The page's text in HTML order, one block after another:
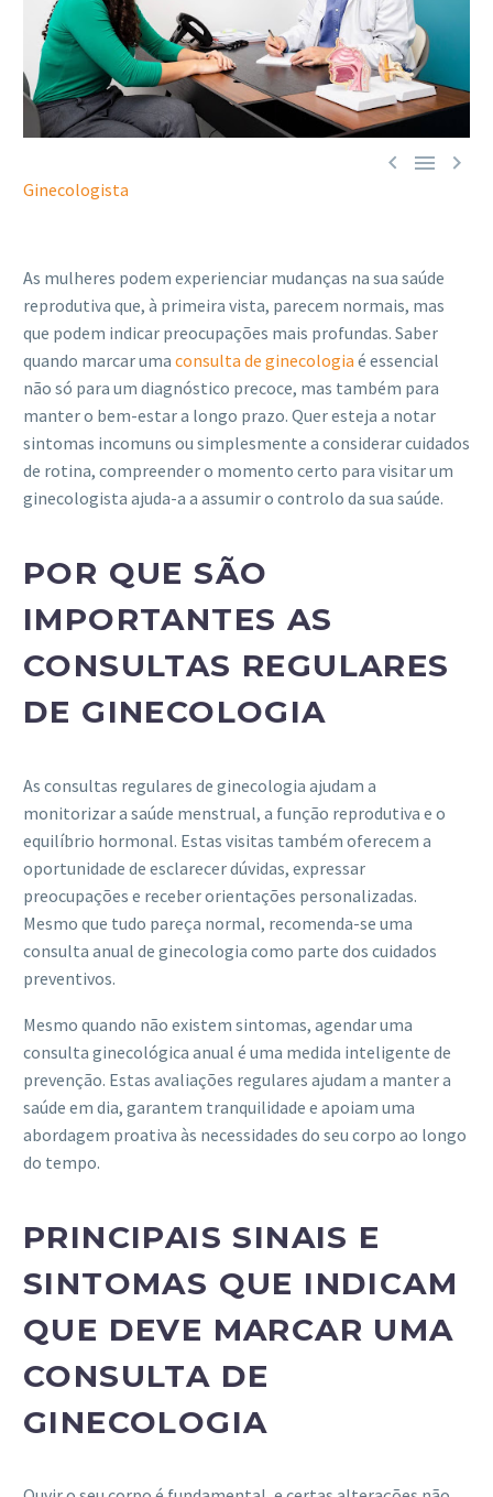
  
Ginecologista
As mulheres podem experienciar mudanças na sua saúde
reprodutiva que, à primeira vista, parecem normais, mas
que podem indicar preocupações mais profundas. Saber
quando marcar uma consulta de ginecologia é essencial
não só para um diagnóstico precoce, mas também para
manter o bem-estar a longo prazo. Quer esteja a notar
sintomas incomuns ou simplesmente a considerar cuidados
de rotina, compreender o momento certo para visitar um
ginecologista ajuda-a a assumir o controlo da sua saúde.
POR QUE SÃO
IMPORTANTES AS
CONSULTAS REGULARES
DE GINECOLOGIA
As consultas regulares de ginecologia ajudam a
monitorizar a saúde menstrual, a função reprodutiva e o
equilíbrio hormonal. Estas visitas também oferecem a
oportunidade de esclarecer dúvidas, expressar
preocupações e receber orientações personalizadas.
Mesmo que tudo pareça normal, recomenda-se uma
consulta anual de ginecologia como parte dos cuidados
preventivos.
Mesmo quando não existem sintomas, agendar uma
consulta ginecológica anual é uma medida inteligente de
prevenção. Estas avaliações regulares ajudam a manter a
saúde em dia, garantem tranquilidade e apoiam uma
abordagem proativa às necessidades do seu corpo ao longo
do tempo.
PRINCIPAIS SINAIS E
SINTOMAS QUE INDICAM
QUE DEVE MARCAR UMA
CONSULTA DE
GINECOLOGIA